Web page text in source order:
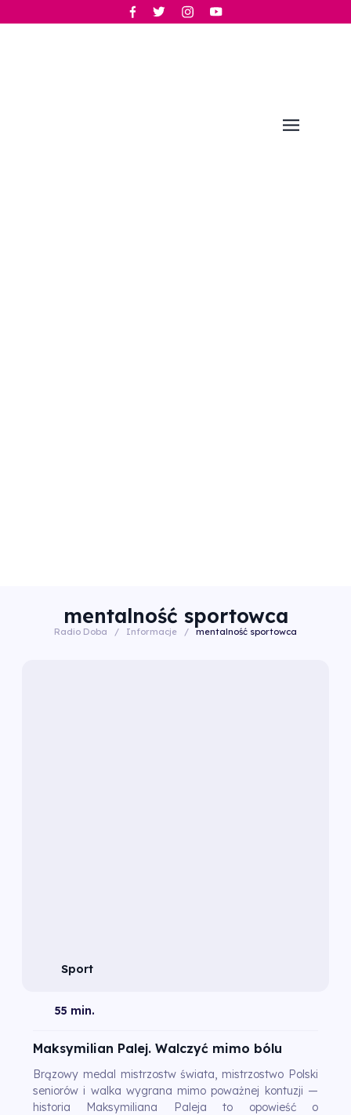
mentalność sportowca
Radio Doba / Informacje / mentalność sportowca
Sport
55 min.
Maksymilian Palej. Walczyć mimo bólu
Brązowy medal mistrzostw świata, mistrzostwo Polski
seniorów i walka wygrana mimo poważnej kontuzji —
historia Maksymiliana Paleja to opowieść o